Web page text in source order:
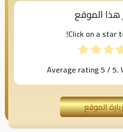
هذا الموقع
Click on a star
Average rating5/ 5.
الموقع